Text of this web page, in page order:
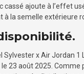
cassé ajoute à l’effet
la semelle extérieure
Sylvester x Air Jordan 1
23 août 2025. Comme